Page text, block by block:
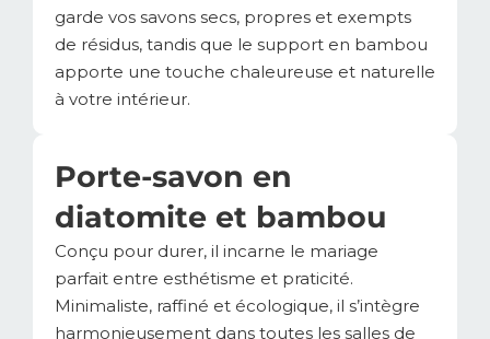
garde vos savons secs, propres et exempts
de résidus, tandis que le support en bambou
apporte une touche chaleureuse et naturelle
à votre intérieur.
Porte-savon en
diatomite et bambou
Conçu pour durer, il incarne le mariage
parfait entre esthétisme et praticité.
Minimaliste, raffiné et écologique, il s’intègre
harmonieusement dans toutes les salles de